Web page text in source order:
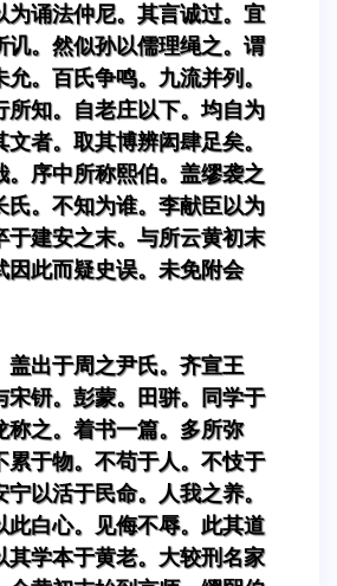
为诵法仲尼。其言诚过。宜
讥。然似孙以儒理绳之。谓
。百氏争鸣。九流并列。
所知。自老庄以下。均自为
者。取其博辨闳肆足矣。
。序中所称熙伯。盖缪袭之
氏。不知为谁。李献臣以为
于建安之末。与所云黄初末
因此而疑史误。未免附会
盖出于周之尹氏。齐宣王
宋钘。彭蒙。田骈。同学于
称之。着书一篇。多所弥
累于物。不苟于人。不忮于
以活于民命。人我之养。
此白心。见侮不辱。此其道
其学本于黄老。大较刑名家